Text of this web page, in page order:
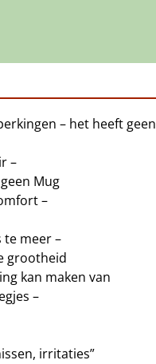
– het heeft geen
–
Mug
–
te meer –
grootheid
kan maken van
–
irritaties”